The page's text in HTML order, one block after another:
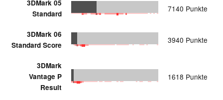
3DMark 05
Standard
7140 Punkte
3DMark 06
Standard Score
3940 Punkte
3DMark
Vantage P
Result
1618 Punkte